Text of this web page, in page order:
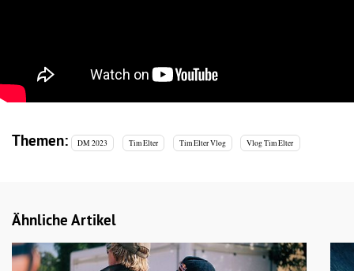
Themen: DM 2023 Tim Elter Tim Elter Vlog Vlog Tim Elter
Ähnliche Artikel